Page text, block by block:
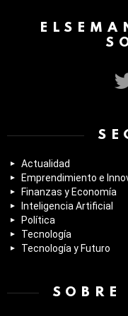
Actualidad
Emprendimiento e
Finanzas y Economía
Inteligencia Artificial
Política
Tecnología
Tecnología y Futuro